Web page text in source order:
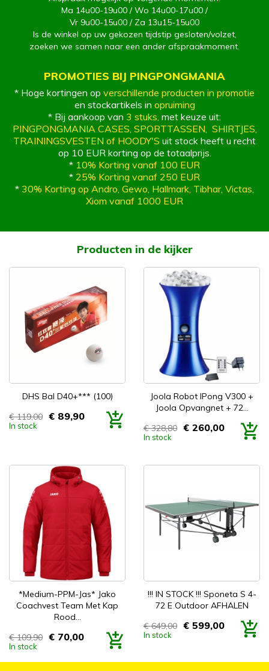
Ma 14u00-19u00 / Wo 14u00-17u00 /
Vr 9u00-15u00 / Za 13u15-15u00
Is de winkel op uw gekozen tijdstip gesloten/volzet,
zoeken we samen naar een ander afspraakmoment.
PROMOTIES BIJ PINGPONGMANIA
* Hoge kortingen op verschillende producten in promotie
en stockartikels in opruiming
* Bij aankoop van 3 stuks, met keuze uit:
PINGPONGMANIA CASES SPORTTASSEN SHIRTJES,
TRAININGSVESTEN of HOODY'S uit stock heeft u recht
op 10 EUR korting op de totaalprijs.
* 10% Korting vanaf 100 EUR
* 25% Korting vanaf 250 EUR
* 30% Korting op Andro, Gewo, Hallmark, Tibhar, Victas,
Xiom vanaf 1000 EUR
Producten in de kijker
DHS Bal D40+*** (100)
Prijs
€ 119,00 € 89,90
In stock
Joola Robot IPong V300 +
Joola Opvangnet + 72...
Prijs
€ 328,80 € 260,00
In stock
*Medium-PPM-Jas* Jako
Coachvest Team Met Kap
Rood...
Prijs
€ 109,90 € 70,00
In stock
!!! IN STOCK !!! Sponeta S 4-
72 E Outdoor AFHALEN
Prijs
€ 649,00 € 599,00
In stock